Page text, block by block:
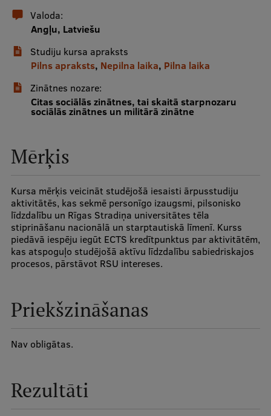
Studiju norises vietas
Fakultātes
Mūsu cilvēki
Stratēģija
Identitāte
RSU fonds
Aula
Muzeji un ekspozīcijas
Ģerbonis
Reitingi
Studiju un vides pieejamība
Valoda:
Angļu, Latviešu
Studiju kursa apraksts
Pilns apraksts, Nepilna laika, Pilna laika
Zinātnes nozare:
Citas sociālās zinātnes, tai skaitā starpnozaru
sociālās zinātnes un militārā zinātne
Mērķis
Kursa mērķis veicināt studējošā iesaisti ārpusstudiju
aktivitātēs, kas sekmē personīgo izaugsmi, pilsonisko
līdzdalību un Rīgas Stradiņa universitātes tēla
stiprināšanu nacionālā un starptautiskā līmenī. Kurss
piedāvā iespēju iegūt ECTS kredītpunktus par aktivitātēm,
kas atspoguļo studējošā aktīvu līdzdalību sabiedriskajos
procesos, pārstāvot RSU intereses.
Priekšzināšanas
Nav obligātas.
Rezultāti